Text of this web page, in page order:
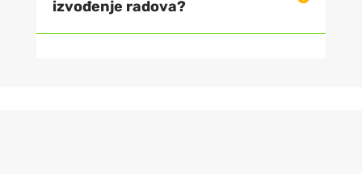
izvođenje radova?